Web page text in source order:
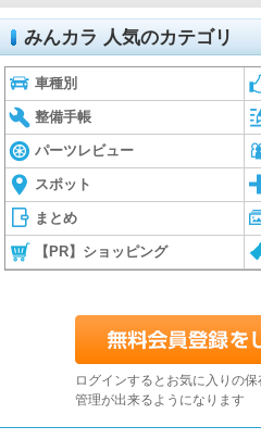
みんカラ 人気のカテゴリ
車種別
整備手帳
パーツレビュー
スポット
まとめ
【PR】ショッピング
ログインするとお気に入りの
管理が出来るようになります